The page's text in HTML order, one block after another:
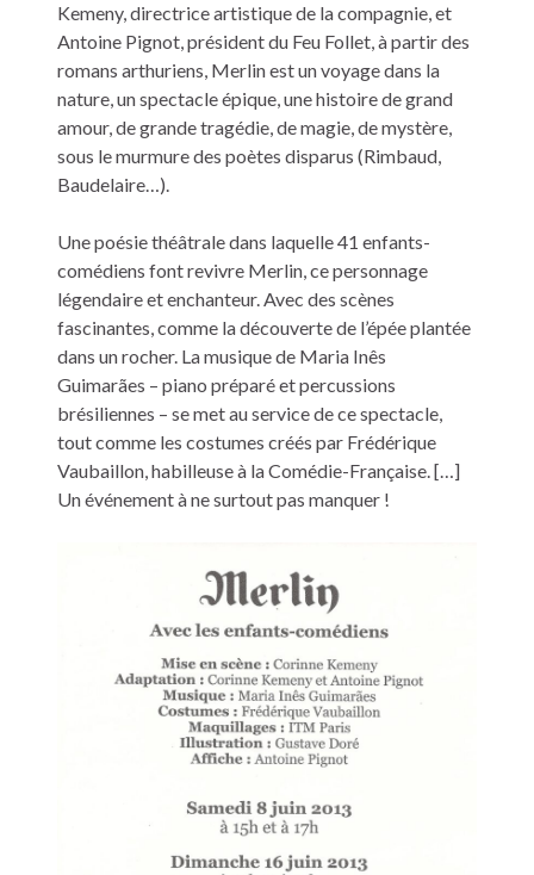
Kemeny, directrice artistique de la compagnie, et
Antoine Pignot, président du Feu Follet, à partir des
romans arthuriens, Merlin est un voyage dans la
nature, un spectacle épique, une histoire de grand
amour, de grande tragédie, de magie, de mystère,
sous le murmure des poètes disparus (Rimbaud,
Baudelaire…).
Une poésie théâtrale dans laquelle 41 enfants-
comédiens font revivre Merlin, ce personnage
légendaire et enchanteur. Avec des scènes
fascinantes, comme la découverte de l’épée plantée
dans un rocher. La musique de Maria Inês
Guimarães – piano préparé et percussions
brésiliennes – se met au service de ce spectacle,
tout comme les costumes créés par Frédérique
Vaubaillon, habilleuse à la Comédie-Française. […]
Un événement à ne surtout pas manquer !